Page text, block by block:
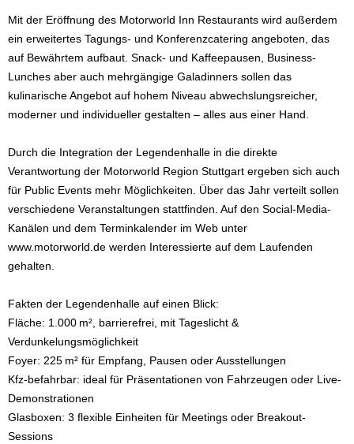
Mit der Eröffnung des Motorworld Inn Restaurants wird außerdem
ein erweitertes Tagungs- und Konferenzcatering angeboten, das
auf Bewährtem aufbaut. Snack- und Kaffeepausen, Business-
Lunches aber auch mehrgängige Galadinners sollen das
kulinarische Angebot auf hohem Niveau abwechslungsreicher,
moderner und individueller gestalten – alles aus einer Hand.
Durch die Integration der Legendenhalle in die direkte
Verantwortung der Motorworld Region Stuttgart ergeben sich auch
für Public Events mehr Möglichkeiten. Über das Jahr verteilt sollen
verschiedene Veranstaltungen stattfinden. Auf den Social-Media-
Kanälen und dem Terminkalender im Web unter
www.motorworld.de werden Interessierte auf dem Laufenden
gehalten.
Fakten der Legendenhalle auf einen Blick:
Fläche: 1.000 m², barrierefrei, mit Tageslicht &
Verdunkelungsmöglichkeit
Foyer: 225 m² für Empfang, Pausen oder Ausstellungen
Kfz-befahrbar: ideal für Präsentationen von Fahrzeugen oder Live-
Demonstrationen
Glasboxen: 3 flexible Einheiten für Meetings oder Breakout-
Sessions